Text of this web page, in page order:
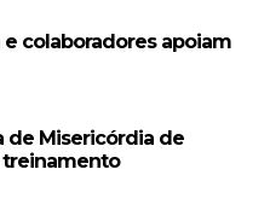
e colaboradores apoiam
de Misericórdia de
treinamento